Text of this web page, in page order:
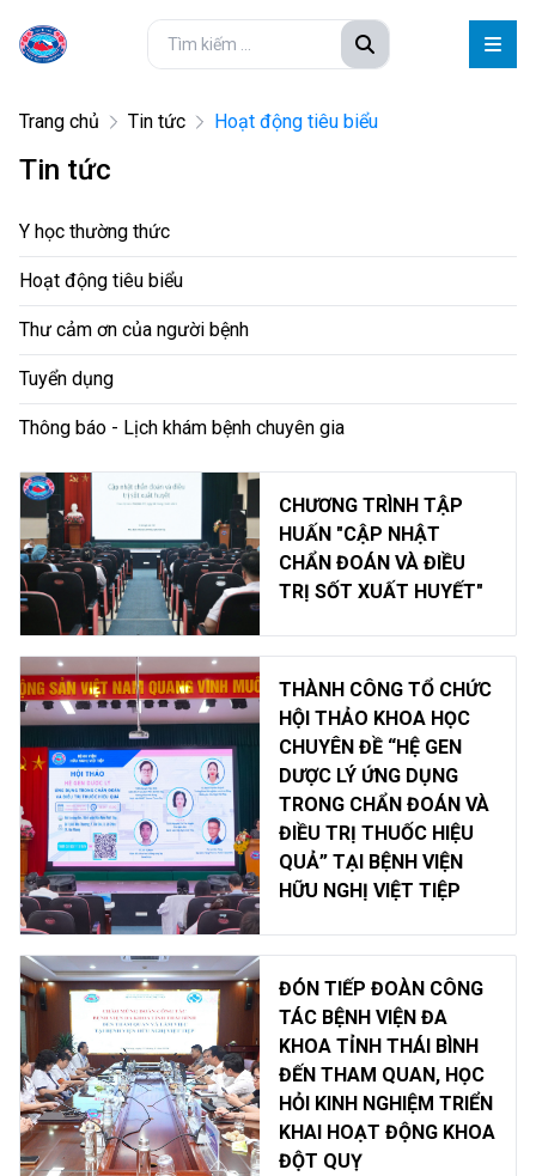
Trang chủ Tin tức Hoạt động tiêu biểu
Tin tức
Y học thường thức
Hoạt động tiêu biểu
Thư cảm ơn của người bệnh
Tuyển dụng
Thông báo - Lịch khám bệnh chuyên gia
CHƯƠNG TRÌNH TẬP
HUẤN "CẬP NHẬT
CHẨN ĐOÁN VÀ ĐIỀU
TRỊ SỐT XUẤT HUYẾT"
THÀNH CÔNG TỔ CHỨC
HỘI THẢO KHOA HỌC
CHUYÊN ĐỀ “HỆ GEN
DƯỢC LÝ ỨNG DỤNG
TRONG CHẨN ĐOÁN VÀ
ĐIỀU TRỊ THUỐC HIỆU
QUẢ” TẠI BỆNH VIỆN
HỮU NGHỊ VIỆT TIỆP
ĐÓN TIẾP ĐOÀN CÔNG
TÁC BỆNH VIỆN ĐA
KHOA TỈNH THÁI BÌNH
ĐẾN THAM QUAN, HỌC
HỎI KINH NGHIỆM TRIỂN
KHAI HOẠT ĐỘNG KHOA
ĐỘT QUỴ